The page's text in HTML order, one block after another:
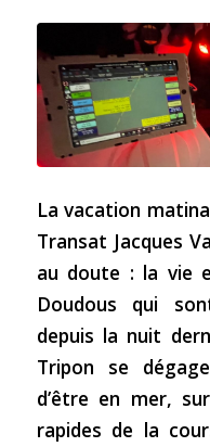
La vacation
Transat Jacques
au doute : la vie
Doudous qui
depuis la nuit
Tripon se
d’être en mer,
rapides de la